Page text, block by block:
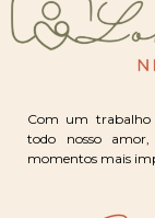
Com um trabalho
todo nosso
momentos mais